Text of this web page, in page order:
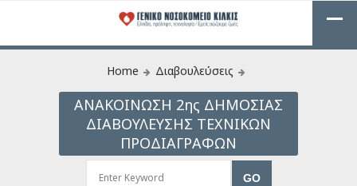
Home Διαβουλεύσεις
ΑΝΑΚΟΙΝΩΣΗ 2ης ΔΗΜΟΣΙΑΣ
ΔΙΑΒΟΥΛΕΥΣΗΣ ΤΕΧΝΙΚΩΝ
ΠΡΟΔΙΑΓΡΑΦΩΝ